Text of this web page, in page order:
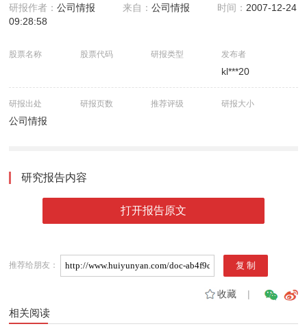
研报作者：公司情报 来自：公司情报 时间： 2007-12-24
09:28:58
股票名称 股票代码 研报类型 发布者
kl***20
研报出处
公司情报
研报页数 推荐评级 研报大小
研究报告内容
打开报告原文
推荐给朋友：
收藏|
相关阅读